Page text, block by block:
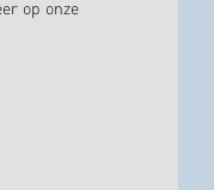
op onze